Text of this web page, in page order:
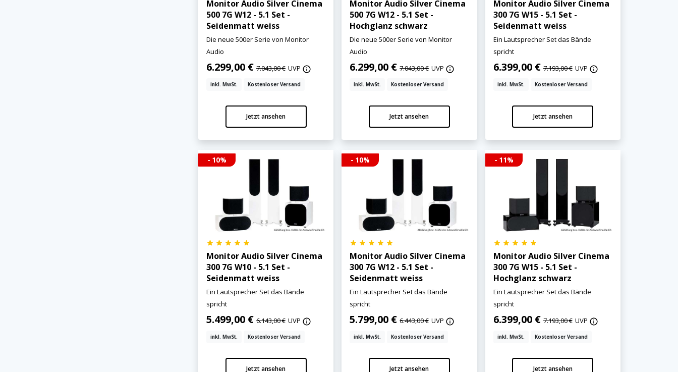
Monitor Audio Silver Cinema
500 7G W12 - 5.1 Set -
Seidenmatt weiss
Die neue 500er Serie von Monitor
Audio
6.299,00 € 7.043,00 € UVP
inkl. MwSt. Kostenloser Versand
Jetzt ansehen
Monitor Audio Silver Cinema
500 7G W12 - 5.1 Set -
Hochglanz schwarz
Die neue 500er Serie von Monitor
Audio
6.299,00 €7.043,00 € UVP
inkl. MwSt. Kostenloser Versand
Jetzt ansehen
Monitor Audio Silver Cinema
300 7G W15 - 5.1 Set -
Seidenmatt weiss
Ein Lautsprecher Set das Bände
spricht
6.399,00 €7.193,00 € UVP
inkl. MwSt. Kostenloser Versand
Jetzt ansehen
- 10%
Monitor Audio Silver Cinema
300 7G W10 - 5.1 Set -
Seidenmatt weiss
Ein Lautsprecher Set das Bände
spricht
5.499,00 € 6.143,00 € UVP
inkl. MwSt. Kostenloser Versand
Jetzt ansehen
- 10%
Monitor Audio Silver Cinema
300 7G W12 - 5.1 Set -
Seidenmatt weiss
Ein Lautsprecher Set das Bände
spricht
5.799,00 €6.443,00 € UVP
inkl. MwSt. Kostenloser Versand
Jetzt ansehen
- 11%
Monitor Audio Silver Cinema
300 7G W15 - 5.1 Set -
Hochglanz schwarz
Ein Lautsprecher Set das Bände
spricht
6.399,00 €7.193,00 € UVP
inkl. MwSt. Kostenloser Versand
Jetzt ansehen